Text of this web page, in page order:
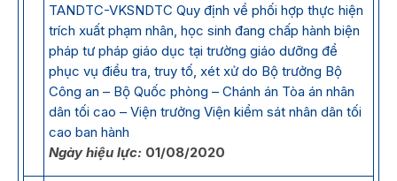
TANDTC-VKSNDTC Quy định về phối hợp thực hiện
trích xuất phạm nhân, học sinh đang chấp hành biện
pháp tư pháp giáo dục tại trường giáo dưỡng để
phục vụ điều tra, truy tố, xét xử do Bộ trưởng Bộ
Công an – Bộ Quốc phòng – Chánh án Tòa án nhân
dân tối cao – Viện trưởng Viện kiểm sát nhân dân tối
cao ban hành
Ngày hiệu lực: 01/08/2020